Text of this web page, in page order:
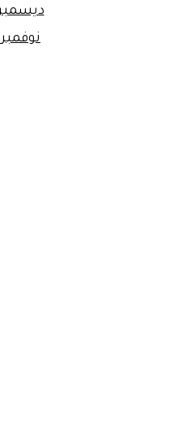
ديسمبر
نوفمبر